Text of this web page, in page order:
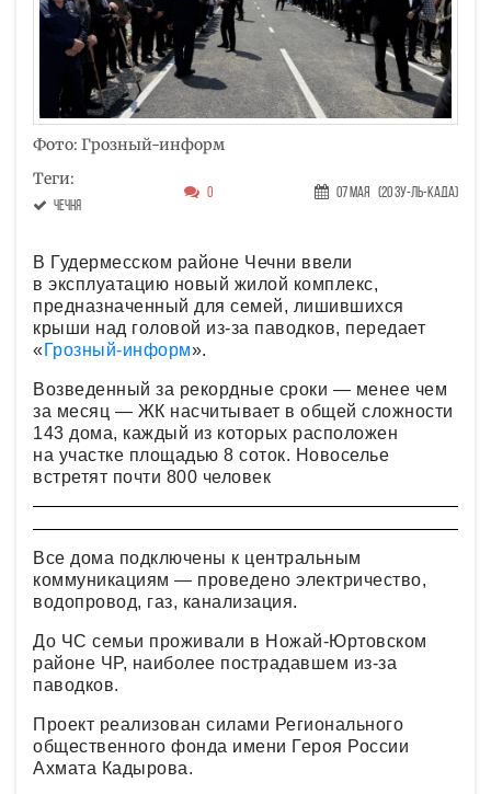
Фото: Грозный-информ
Теги:
Чечня
0 07 Мая (20 Зу-ль-када)
В Гудермесском районе Чечни ввели
в эксплуатацию новый жилой комплекс,
предназначенный для семей, лишившихся
крыши над головой из-за паводков, передает
« Грозный-информ».
Возведенный за рекордные сроки — менее чем
за месяц — ЖК насчитывает в общей сложности
143 дома, каждый из которых расположен
на участке площадью 8 соток. Новоселье
встретят почти 800 человек
Все дома подключены к центральным
коммуникациям — проведено электричество,
водопровод, газ, канализация.
До ЧС семьи проживали в Ножай-Юртовском
районе ЧР, наиболее пострадавшем из-за
паводков.
Проект реализован силами Регионального
общественного фонда имени Героя России
Ахмата Кадырова.